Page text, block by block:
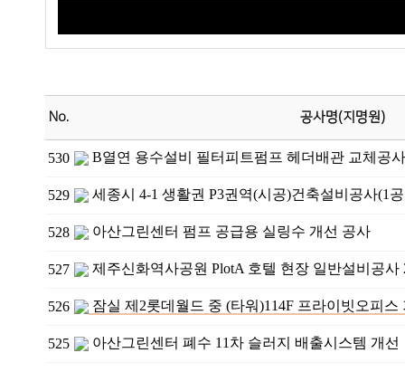
No. 공사명(지명원)
530 B열연 용수설비 필터피트펌프 헤더배관 교체공사
529 세종시 4-1 생활권 P3권역(시공)건축설비공사(1
528 아산그린센터 펌프 공급용 실링수 개선 공사
527 제주신화역사공원 PlotA 호텔 현장 일반설비공사
526 잠실 제2롯데월드 중 (타워)114F 프라이빗오피스
525 아산그린센터 폐수 11차 슬러지 배출시스템 개선